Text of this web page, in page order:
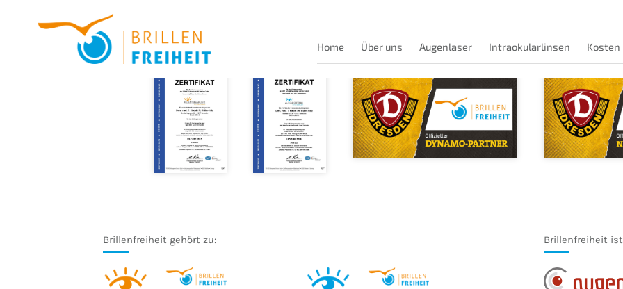
Home Über uns Augenlaser Intraokularlinsen Kosten
Brillenfreiheit gehört zu: Brillenfreiheit